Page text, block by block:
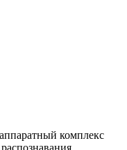
комплекс